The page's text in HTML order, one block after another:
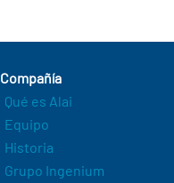
Compañía
Qué es Alai
Equipo
Historia
Grupo Ingenium